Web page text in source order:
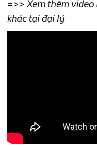
=>> Xem thêm video
khác tại đại lý